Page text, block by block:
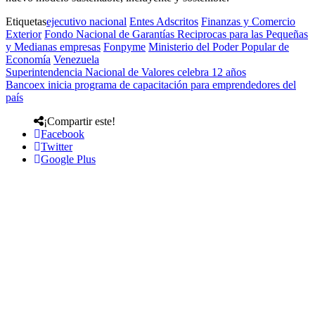
Etiquetasejecutivo nacional Entes Adscritos Finanzas y Comercio
Exterior Fondo Nacional de Garantías Reciprocas para las Pequeñas
y Medianas empresas Fonpyme Ministerio del Poder Popular de
Economía Venezuela
Superintendencia Nacional de Valores celebra 12 años
Bancoex inicia programa de capacitación para emprendedores del
país
¡Compartir este!
Facebook
Twitter
Google Plus